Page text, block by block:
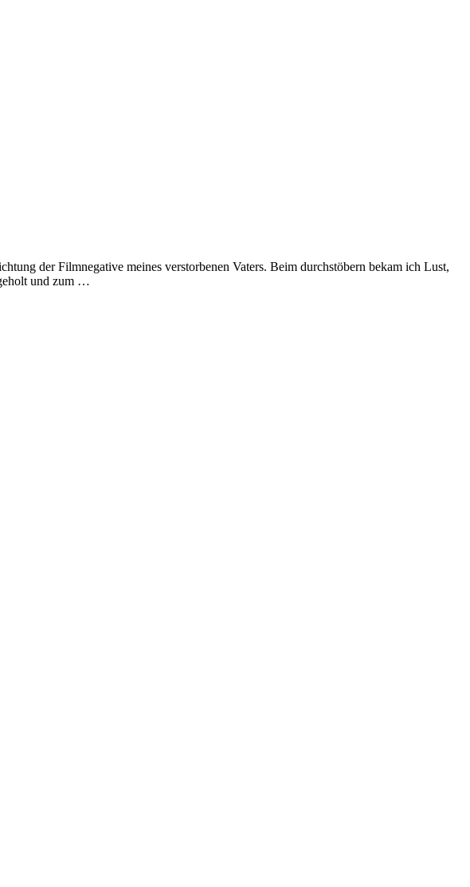
der Filmnegative meines verstorbenen Vaters. Beim durchstöbern bekam ich Lust,
und zum …